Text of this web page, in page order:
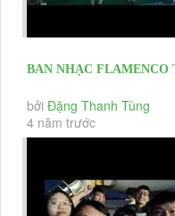
BAN NHẠC FLAMENCO
KIỆN KHAI TRƯƠNG,
bởi Đặng Thanh Tùng
4 năm trước